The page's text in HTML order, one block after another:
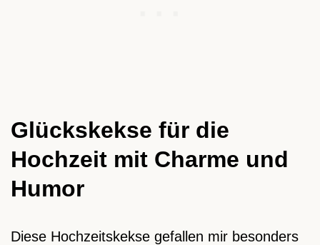
Glückskekse für die
Hochzeit mit Charme und
Humor
Diese Hochzeitskekse gefallen mir besonders